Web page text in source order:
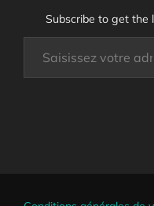
Subscribe to get the
Saisissez votre adresse e-mail…